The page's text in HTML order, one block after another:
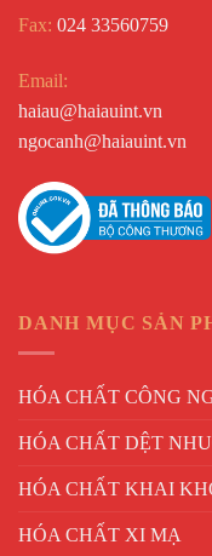
Fax: 024 33560759
Email:
haiau@haiauint.vn
ngocanh@haiauint.vn
DANH MỤC SẢN
HÓA CHẤT CÔNG
HÓA CHẤT DỆT
HÓA CHẤT KHAI
HÓA CHẤT XI MẠ